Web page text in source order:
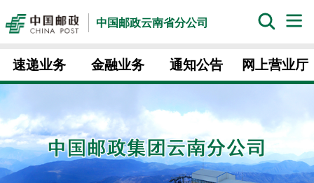
中国邮政云南省分公司
速递业务 金融业务 通知公告 网上营业厅